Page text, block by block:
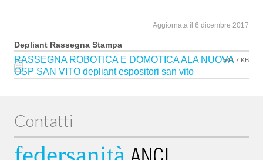
Aggiornata il 6 dicembre 2017
Depliant Rassegna Stampa
RASSEGNA ROBOTICA E DOMOTICA ALA NUOVA
OSP SAN VITO depliant espositori san vito
544.7 KB
Contatti